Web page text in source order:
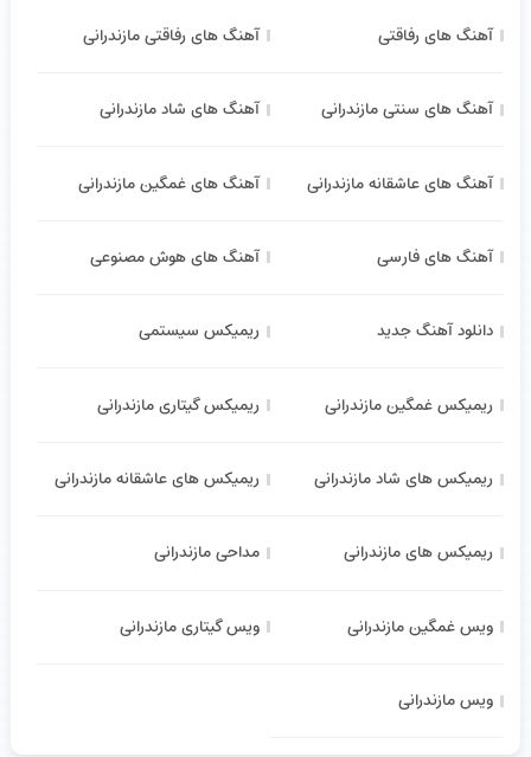
آهنگ های رفاقتی آهنگ های رفاقتی مازندرانی
آهنگ های سنتی مازندرانی آهنگ های شاد مازندرانی
آهنگ های عاشقانه مازندرانی آهنگ های غمگین مازندرانی
آهنگ های فارسی آهنگ های هوش مصنوعی
دانلود آهنگ جدید ریمیکس سیستمی
ریمیکس غمگین مازندرانی ریمیکس گیتاری مازندرانی
ریمیکس های شاد مازندرانی ریمیکس های عاشقانه مازندرانی
ریمیکس های مازندرانی مداحی مازندرانی
ویس غمگین مازندرانی ویس گیتاری مازندرانی
ویس مازندرانی